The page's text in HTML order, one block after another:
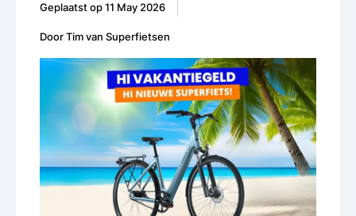
Geplaatst op 11 May 2026
Door Tim van Superfietsen